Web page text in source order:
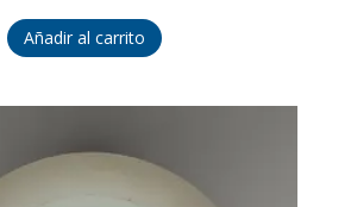
Añadir al carrito